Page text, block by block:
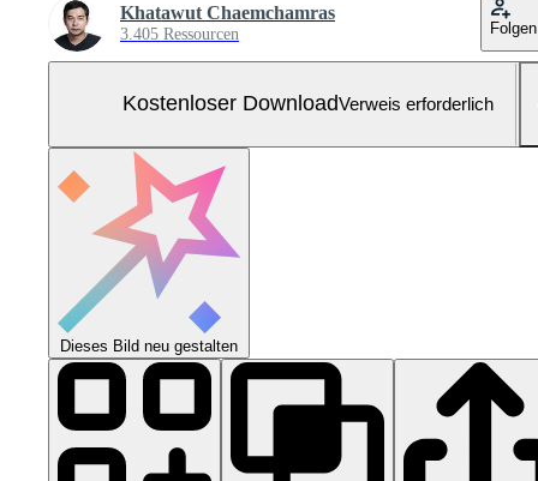
Khatawut Chaemchamras
3.405 Ressourcen Folgen
Kostenloser DownloadVerweis erforderlich
Dieses Bild neu gestalten